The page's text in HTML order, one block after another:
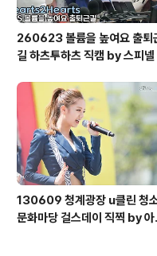
260623 볼륨을 높여요 출퇴
길 하츠투하츠 직캠 by 스피넬
130609 청계광장 u클린 청
문화마당 걸스데이 직찍 by 아